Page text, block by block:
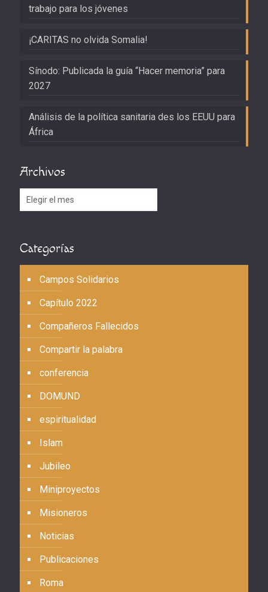
trabajo para los jóvenes
¡CARITAS no olvida Somalia!
Sínodo: Publicada la guía “Hacer memoria” para
2027
Análisis de la política sanitaria des los EEUU para
África
Archivos
Archivos
Categorías
Campos Solidarios
Capítulo 2022
Compañeros Fallecidos
Compartir la palabra
conferencia
DOMUND
espiritualidad
Islam
Jubileo
Miniproyectos
Misioneros
Noticias
Publicaciones
Roma